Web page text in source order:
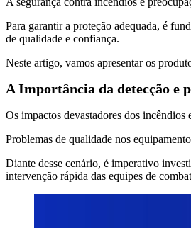
Para garantir a proteção adequada, é
de qualidade e confiança.
Neste artigo, vamos apresentar os
A Importância da detecção e
Os impactos devastadores dos incêndios
Problemas de qualidade nos
Diante desse cenário, é imperativo
intervenção rápida das equipes de